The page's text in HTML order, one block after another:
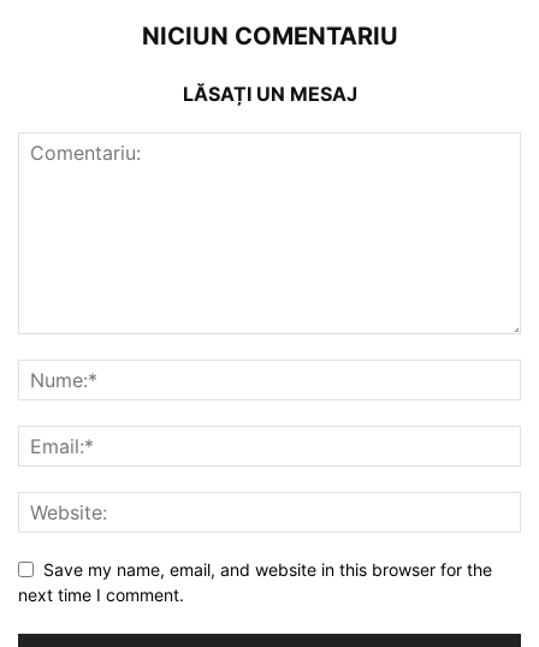
NICIUN COMENTARIU
LĂSAȚI UN MESAJ
Save my name, email, and website in this browser for the
next time I comment.